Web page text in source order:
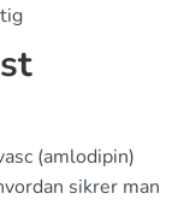
(amlodipin)
sikrer man